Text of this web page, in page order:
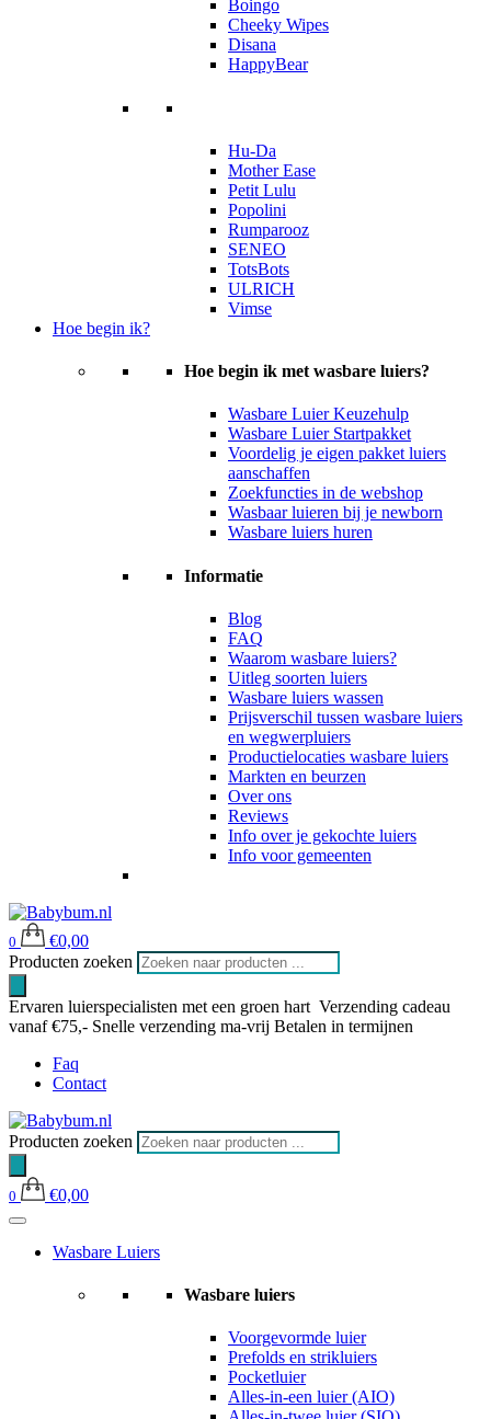
Boingo
Cheeky Wipes
Disana
HappyBear
Hu-Da
Mother Ease
Petit Lulu
Popolini
Rumparooz
SENEO
TotsBots
ULRICH
Vimse
Hoe begin ik?
Hoe begin ik met wasbare luiers?
Wasbare Luier Keuzehulp
Wasbare Luier Startpakket
Voordelig je eigen pakket luiers
aanschaffen
Zoekfuncties in de webshop
Wasbaar luieren bij je newborn
Wasbare luiers huren
Informatie
Blog
FAQ
Waarom wasbare luiers?
Uitleg soorten luiers
Wasbare luiers wassen
Prijsverschil tussen wasbare luiers
en wegwerpluiers
Productielocaties wasbare luiers
Markten en beurzen
Over ons
Reviews
Info over je gekochte luiers
Info voor gemeenten
0 €0,00
Producten zoeken
Ervaren luierspecialisten met een groen hart Verzending cadeau
vanaf €75,- Snelle verzending ma-vrij Betalen in termijnen
Faq
Contact
Producten zoeken
0 €0,00
Wasbare Luiers
Wasbare luiers
Voorgevormde luier
Prefolds en strikluiers
Pocketluier
Alles-in-een luier (AIO)